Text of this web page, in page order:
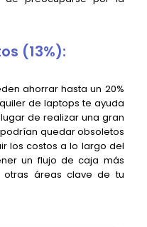
(13%):
ahorrar hasta un 20%
de laptops te ayuda
de realizar una gran
quedar obsoletos
los costos a lo largo del
un flujo de caja más
áreas clave de tu